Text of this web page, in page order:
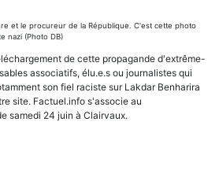
et le procureur de la République. C'est cette photo
nazi (Photo DB)
de cette propagande d'extrême-
associatifs, élu.e.s ou journalistes qui
son fiel raciste sur Lakdar Benharira
site. Factuel.info s'associe au
samedi 24 juin à Clairvaux.